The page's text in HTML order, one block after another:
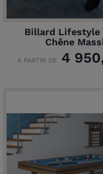
Billard Lifestyle
Chêne
A PARTIR DE4